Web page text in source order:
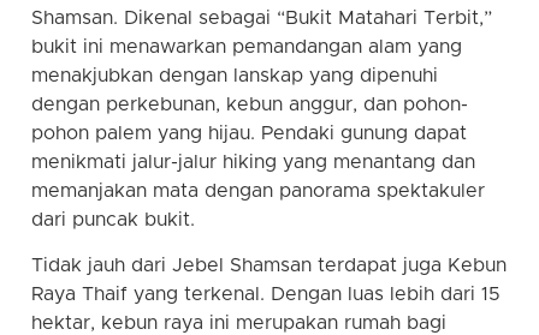
Shamsan. Dikenal sebagai “Bukit Matahari Terbit,”
bukit ini menawarkan pemandangan alam yang
menakjubkan dengan lanskap yang dipenuhi
dengan perkebunan, kebun anggur, dan pohon-
pohon palem yang hijau. Pendaki gunung dapat
menikmati jalur-jalur hiking yang menantang dan
memanjakan mata dengan panorama spektakuler
dari puncak bukit.
Tidak jauh dari Jebel Shamsan terdapat juga Kebun
Raya Thaif yang terkenal. Dengan luas lebih dari 15
hektar, kebun raya ini merupakan rumah bagi